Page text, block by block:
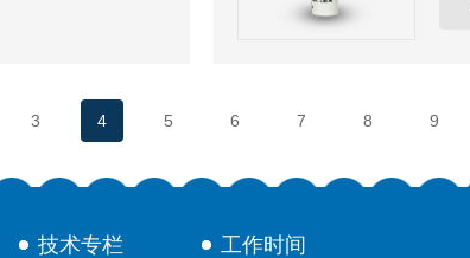
3 4 5 6 7 8 9
技术专栏 工作时间